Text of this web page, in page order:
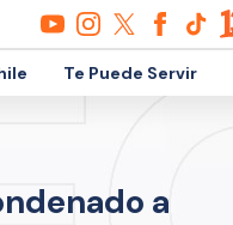
Te Puede Servir
a